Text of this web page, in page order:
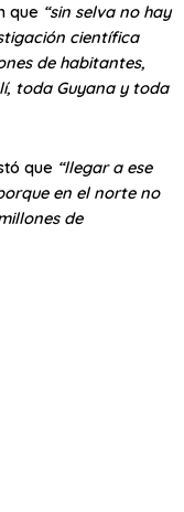
que “sin selva no hay
científica
de habitantes,
toda Guyana y toda
que “llegar a ese
en el norte no
de